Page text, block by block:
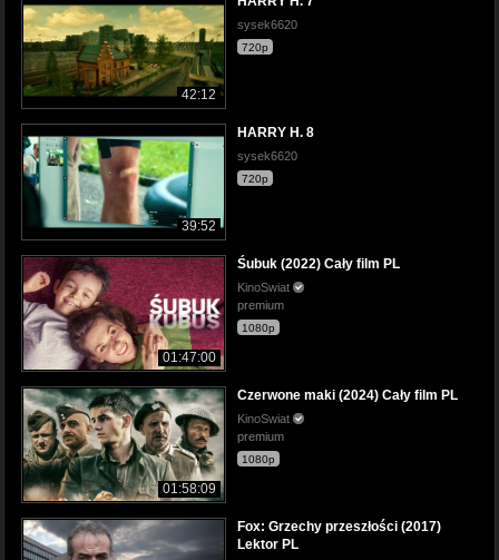
42:12
sysek6620
720p
39:52
HARRY H. 8
sysek6620
720p
01:47:00
Śubuk (2022) Cały film PL
KinoSwiat
premium
1080p
01:58:09
Czerwone maki (2024) Cały film PL
KinoSwiat
premium
1080p
Fox: Grzechy przeszłości (2017)
Lektor PL